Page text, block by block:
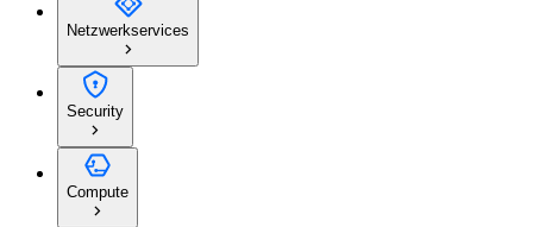
Netzwerkservices
Security
Compute